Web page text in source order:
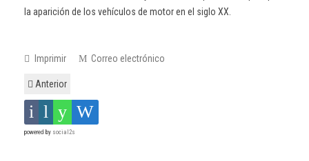
la aparición de los vehículos de motor en el siglo XX.
Imprimir Correo electrónico
Anterior
powered by social2s